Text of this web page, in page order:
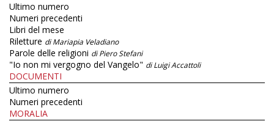
Ultimo numero
Numeri precedenti
Libri del mese
Riletture di Mariapia Veladiano
Parole delle religioni di Piero Stefani
"Io non mi vergogno del Vangelo" di Luigi Accattoli
DOCUMENTI
Ultimo numero
Numeri precedenti
MORALIA